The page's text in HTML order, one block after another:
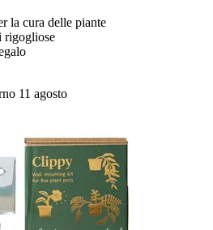
la cura delle piante
rigogliose
11 agosto